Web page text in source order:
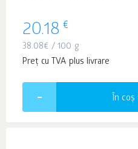
20.18 €
38.08€ / 100 g
Preț cu TVA plus livrare
În coș